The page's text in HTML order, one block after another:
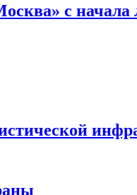
с начала